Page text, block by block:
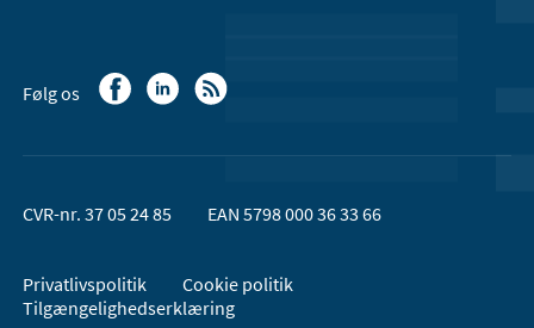
Følg os
CVR-nr. 37 05 24 85 EAN 5798 000 36 33 66
Privatlivspolitik
Cookie politik
Tilgængelighedserklæring